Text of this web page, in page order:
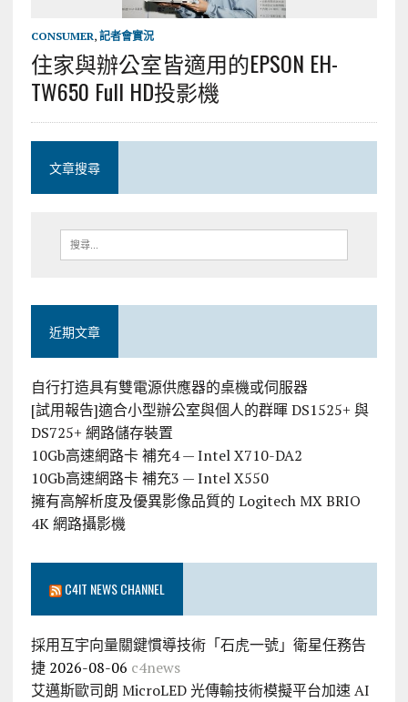
CONSUMER, 記者會實況
住家與辦公室皆適用的EPSON EH-
TW650 Full HD投影機
文章搜尋
近期文章
自行打造具有雙電源供應器的桌機或伺服器
[試用報告]適合小型辦公室與個人的群暉 DS1525+ 與
DS725+ 網路儲存裝置
10Gb高速網路卡 補充4 — Intel X710-DA2
10Gb高速網路卡 補充3 — Intel X550
擁有高解析度及優異影像品質的 Logitech MX BRIO
4K 網路攝影機
C4IT NEWS CHANNEL
採用互宇向量關鍵慣導技術「石虎一號」衛星任務告
捷 2026-08-06 c4news
艾邁斯歐司朗 MicroLED 光傳輸技術模擬平台加速 AI